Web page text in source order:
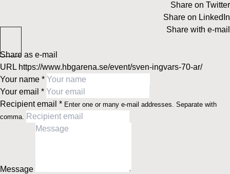
Share on Twitter
Share on LinkedIn
Share with e-mail
Share as e-mail
URL https://www.hbgarena.se/event/sven-ingvars-70-ar/
Your name *
Your email *
Recipient email * Enter one or many e-mail addresses. Separate with
comma.
Message